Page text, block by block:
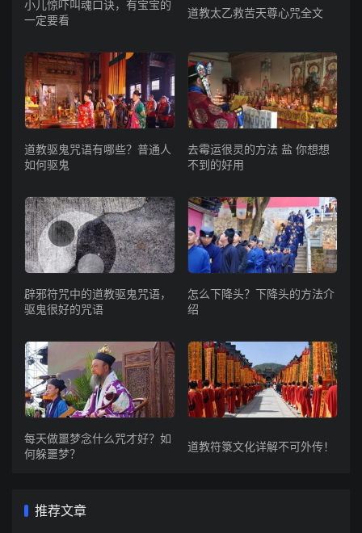
小儿惊吓叫魂口诀，有宝宝的
一定要看
道教太乙救苦天尊心咒全文
道教驱鬼咒语有哪些？普通人
如何驱鬼
去霉运很灵的方法 盐 你想想
不到的好用
辟邪符咒中的道教驱鬼咒语，
驱鬼很好的咒语
怎么下降头？下降头的方法介
绍
每天做噩梦念什么咒才好？如
何躲噩梦？
道教符箓文化详解不可外传！
推荐文章